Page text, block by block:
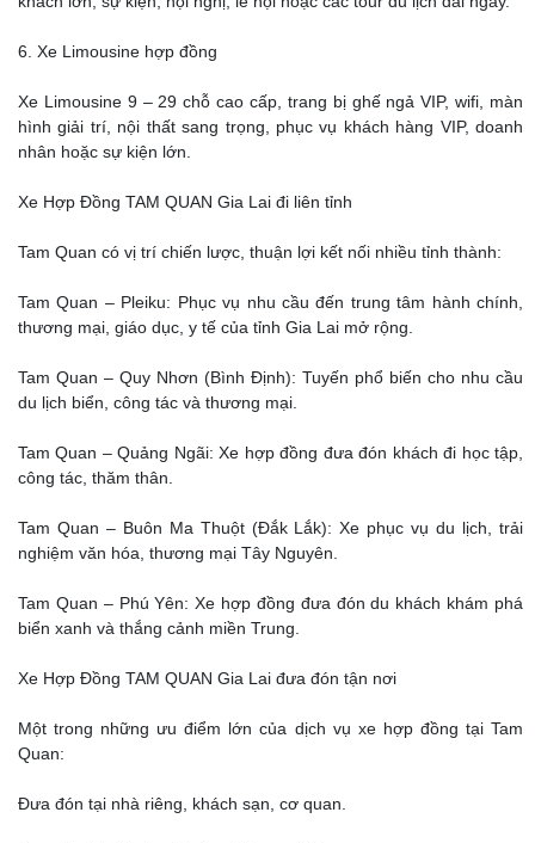
6. Xe Limousine hợp đồng
Xe Limousine 9 – 29 chỗ cao cấp, trang bị ghế ngả VIP, wifi, màn
hình giải trí, nội thất sang trọng, phục vụ khách hàng VIP, doanh
nhân hoặc sự kiện lớn.
Xe Hợp Đồng TAM QUAN Gia Lai đi liên tỉnh
Tam Quan có vị trí chiến lược, thuận lợi kết nối nhiều tỉnh thành:
Tam Quan – Pleiku: Phục vụ nhu cầu đến trung tâm hành chính,
thương mại, giáo dục, y tế của tỉnh Gia Lai mở rộng.
Tam Quan – Quy Nhơn (Bình Định): Tuyến phổ biến cho nhu cầu
du lịch biển, công tác và thương mại.
Tam Quan – Quảng Ngãi: Xe hợp đồng đưa đón khách đi học tập,
công tác, thăm thân.
Tam Quan – Buôn Ma Thuột (Đắk Lắk): Xe phục vụ du lịch, trải
nghiệm văn hóa, thương mại Tây Nguyên.
Tam Quan – Phú Yên: Xe hợp đồng đưa đón du khách khám phá
biển xanh và thắng cảnh miền Trung.
Xe Hợp Đồng TAM QUAN Gia Lai đưa đón tận nơi
Một trong những ưu điểm lớn của dịch vụ xe hợp đồng tại Tam
Quan:
Đưa đón tại nhà riêng, khách sạn, cơ quan.